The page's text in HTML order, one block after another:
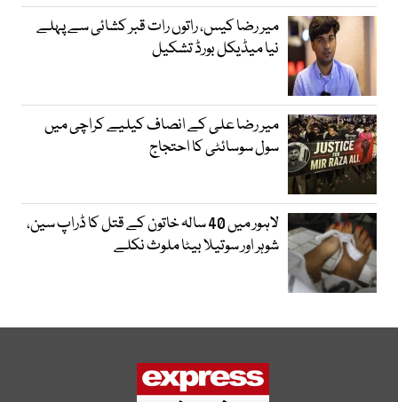
میر رضا کیس، راتوں رات قبر کشائی سے پہلے
نیا میڈیکل بورڈ تشکیل
میر رضا علی کے انصاف کیلیے کراچی میں
سول سوسائٹی کا احتجاج
لاہور میں 40 سالہ خاتون کے قتل کا ڈراپ سین،
شوہر اور سوتیلا بیٹا ملوث نکلے